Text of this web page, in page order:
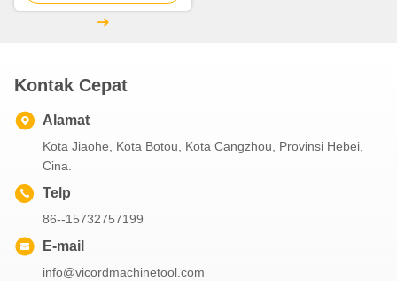
Kontak Cepat
Alamat
Kota Jiaohe, Kota Botou, Kota Cangzhou, Provinsi Hebei,
Cina.
Telp
86--15732757199
E-mail
info@vicordmachinetool.com